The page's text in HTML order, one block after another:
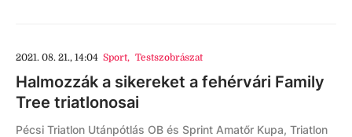
2021. 08. 21., 14:04 Sport, Testszobrászat
Halmozzák a sikereket a fehérvári Family
Tree triatlonosai
Pécsi Triatlon Utánpótlás OB és Sprint Amatőr Kupa, Triatlon